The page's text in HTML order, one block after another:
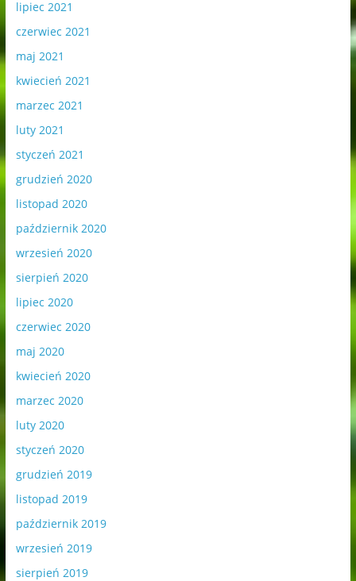
lipiec 2021
czerwiec 2021
maj 2021
kwiecień 2021
marzec 2021
luty 2021
styczeń 2021
grudzień 2020
listopad 2020
październik 2020
wrzesień 2020
sierpień 2020
lipiec 2020
czerwiec 2020
maj 2020
kwiecień 2020
marzec 2020
luty 2020
styczeń 2020
grudzień 2019
listopad 2019
październik 2019
wrzesień 2019
sierpień 2019